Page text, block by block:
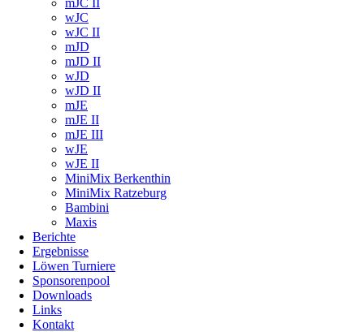
mJC II
wJC
wJC II
mJD
mJD II
wJD
wJD II
mJE
mJE II
mJE III
wJE
wJE II
MiniMix Berkenthin
MiniMix Ratzeburg
Bambini
Maxis
Berichte
Ergebnisse
Löwen Turniere
Sponsorenpool
Downloads
Links
Kontakt